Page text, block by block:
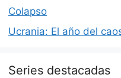
Colapso
Ucrania: El año del
Series destacadas